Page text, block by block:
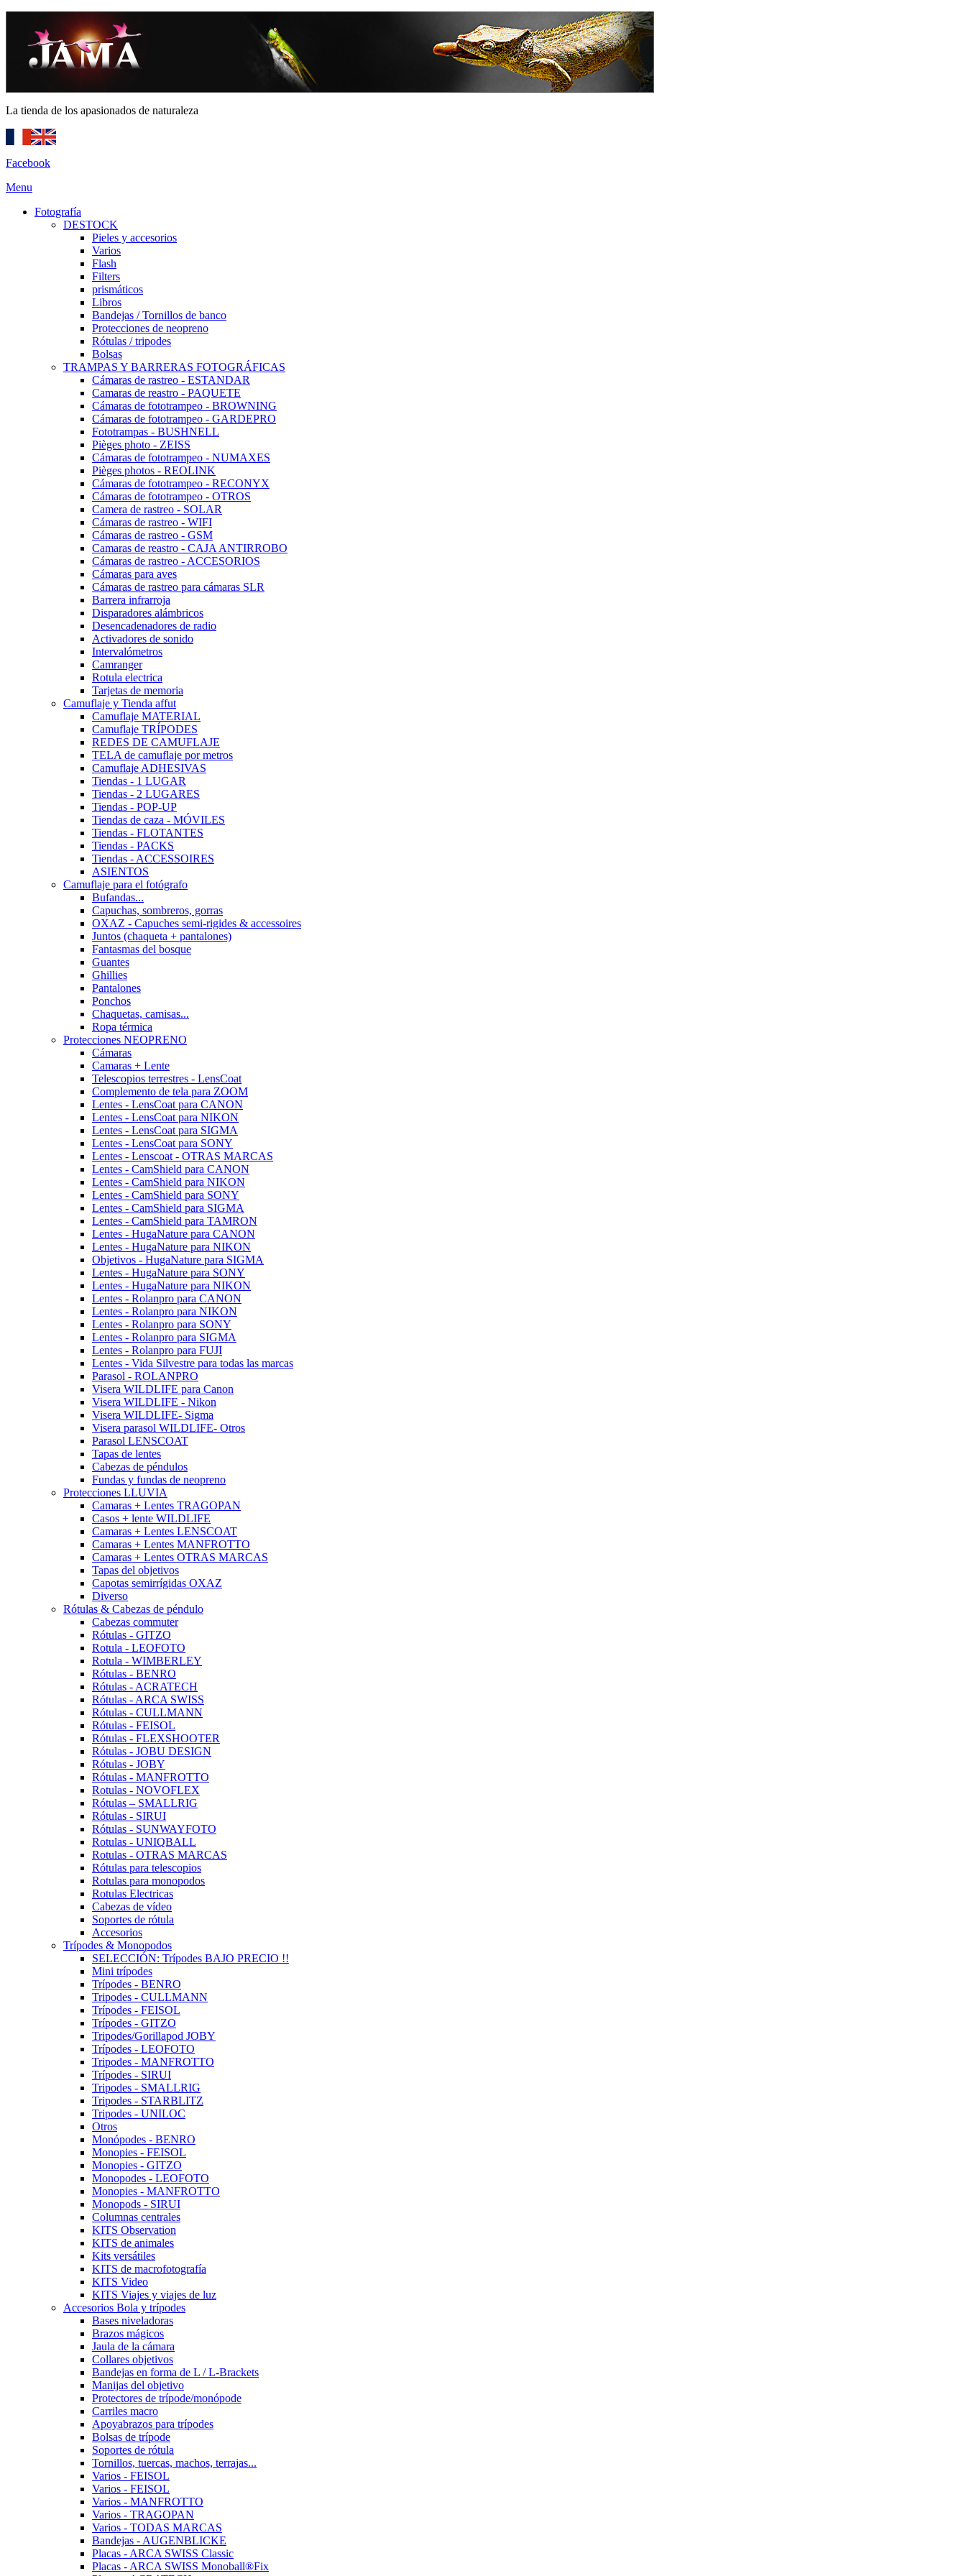
La tienda de los apasionados de naturaleza
Facebook
Menu
Fotografía
DESTOCK
Pieles y accesorios
Varios
Flash
Filters
prismáticos
Libros
Bandejas / Tornillos de banco
Protecciones de neopreno
Rótulas / tripodes
Bolsas
TRAMPAS Y BARRERAS FOTOGRÁFICAS
Cámaras de rastreo - ESTANDAR
Camaras de reastro - PAQUETE
Cámaras de fototrampeo - BROWNING
Cámaras de fototrampeo - GARDEPRO
Fototrampas - BUSHNELL
Pièges photo - ZEISS
Cámaras de fototrampeo - NUMAXES
Pièges photos - REOLINK
Cámaras de fototrampeo - RECONYX
Cámaras de fototrampeo - OTROS
Camera de rastreo - SOLAR
Cámaras de rastreo - WIFI
Cámaras de rastreo - GSM
Camaras de reastro - CAJA ANTIRROBO
Cámaras de rastreo - ACCESORIOS
Cámaras para aves
Cámaras de rastreo para cámaras SLR
Barrera infrarroja
Disparadores alámbricos
Desencadenadores de radio
Activadores de sonido
Intervalómetros
Camranger
Rotula electrica
Tarjetas de memoria
Camuflaje y Tienda affut
Camuflaje MATERIAL
Camuflaje TRÍPODES
REDES DE CAMUFLAJE
TELA de camuflaje por metros
Camuflaje ADHESIVAS
Tiendas - 1 LUGAR
Tiendas - 2 LUGARES
Tiendas - POP-UP
Tiendas de caza - MÓVILES
Tiendas - FLOTANTES
Tiendas - PACKS
Tiendas - ACCESSOIRES
ASIENTOS
Camuflaje para el fotógrafo
Bufandas...
Capuchas, sombreros, gorras
OXAZ - Capuches semi-rigides & accessoires
Juntos (chaqueta + pantalones)
Fantasmas del bosque
Guantes
Ghillies
Pantalones
Ponchos
Chaquetas, camisas...
Ropa térmica
Protecciones NEOPRENO
Cámaras
Camaras + Lente
Telescopios terrestres - LensCoat
Complemento de tela para ZOOM
Lentes - LensCoat para CANON
Lentes - LensCoat para NIKON
Lentes - LensCoat para SIGMA
Lentes - LensCoat para SONY
Lentes - Lenscoat - OTRAS MARCAS
Lentes - CamShield para CANON
Lentes - CamShield para NIKON
Lentes - CamShield para SONY
Lentes - CamShield para SIGMA
Lentes - CamShield para TAMRON
Lentes - HugaNature para CANON
Lentes - HugaNature para NIKON
Objetivos - HugaNature para SIGMA
Lentes - HugaNature para SONY
Lentes - HugaNature para NIKON
Lentes - Rolanpro para CANON
Lentes - Rolanpro para NIKON
Lentes - Rolanpro para SONY
Lentes - Rolanpro para SIGMA
Lentes - Rolanpro para FUJI
Lentes - Vida Silvestre para todas las marcas
Parasol - ROLANPRO
Visera WILDLIFE para Canon
Visera WILDLIFE - Nikon
Visera WILDLIFE- Sigma
Visera parasol WILDLIFE- Otros
Parasol LENSCOAT
Tapas de lentes
Cabezas de péndulos
Fundas y fundas de neopreno
Protecciones LLUVIA
Camaras + Lentes TRAGOPAN
Casos + lente WILDLIFE
Camaras + Lentes LENSCOAT
Camaras + Lentes MANFROTTO
Camaras + Lentes OTRAS MARCAS
Tapas del objetivos
Capotas semirrígidas OXAZ
Diverso
Rótulas & Cabezas de péndulo
Cabezas commuter
Rótulas - GITZO
Rotula - LEOFOTO
Rotula - WIMBERLEY
Rótulas - BENRO
Rótulas - ACRATECH
Rótulas - ARCA SWISS
Rótulas - CULLMANN
Rótulas - FEISOL
Rótulas - FLEXSHOOTER
Rótulas - JOBU DESIGN
Rótulas - JOBY
Rótulas - MANFROTTO
Rotulas - NOVOFLEX
Rótulas – SMALLRIG
Rótulas - SIRUI
Rótulas - SUNWAYFOTO
Rotulas - UNIQBALL
Rotulas - OTRAS MARCAS
Rótulas para telescopios
Rotulas para monopodos
Rotulas Electricas
Cabezas de vídeo
Soportes de rótula
Accesorios
Trípodes & Monopodos
SELECCIÓN: Trípodes BAJO PRECIO !!
Mini trípodes
Trípodes - BENRO
Tripodes - CULLMANN
Trípodes - FEISOL
Trípodes - GITZO
Tripodes/Gorillapod JOBY
Trípodes - LEOFOTO
Tripodes - MANFROTTO
Trípodes - SIRUI
Tripodes - SMALLRIG
Tripodes - STARBLITZ
Tripodes - UNILOC
Otros
Monópodes - BENRO
Monopies - FEISOL
Monopies - GITZO
Monopodes - LEOFOTO
Monopies - MANFROTTO
Monopods - SIRUI
Columnas centrales
KITS Observation
KITS de animales
Kits versátiles
KITS de macrofotografía
KITS Video
KITS Viajes y viajes de luz
Accesorios Bola y trípodes
Bases niveladoras
Brazos mágicos
Jaula de la cámara
Collares objetivos
Bandejas en forma de L / L-Brackets
Manijas del objetivo
Protectores de trípode/monópode
Carriles macro
Apoyabrazos para trípodes
Bolsas de trípode
Soportes de rótula
Tornillos, tuercas, machos, terrajas...
Varios - FEISOL
Varios - FEISOL
Varios - MANFROTTO
Varios - TRAGOPAN
Varios - TODAS MARCAS
Bandejas - AUGENBLICKE
Placas - ARCA SWISS Classic
Placas - ARCA SWISS Monoball®Fix